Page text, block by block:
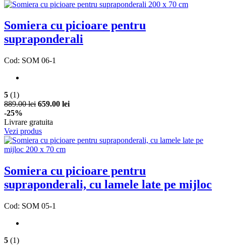
Somiera cu picioare pentru
supraponderali
Cod: SOM 06-1
5 (1)
889.00 lei 659.00 lei
-25%
Livrare gratuita
Vezi produs
Somiera cu picioare pentru
supraponderali, cu lamele late pe mijloc
Cod: SOM 05-1
5 (1)